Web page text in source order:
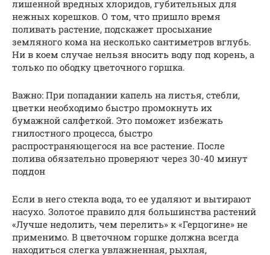
лишенной вредных хлоридов, губительных для
нежных корешков. О том, что пришло время
поливать растение, подскажет просыхание
земляного кома на несколько сантиметров вглубь.
Ни в коем случае нельзя вносить воду под корень, а
только по ободку цветочного горшка.
Важно: При попадании капель на листья, стебли,
цветки необходимо быстро промокнуть их
бумажной салфеткой. Это поможет избежать
гнилостного процесса, быстро
распространяющегося на все растение. После
полива обязательно проверяют через 30-40 минут
поддон
Если в него стекла вода, то ее удаляют и вытирают
насухо. Золотое правило для большинства растений
«Лучше недолить, чем перелить» к «Герцогине» не
применимо. В цветочном горшке должна всегда
находиться слегка увлажненная, рыхлая,